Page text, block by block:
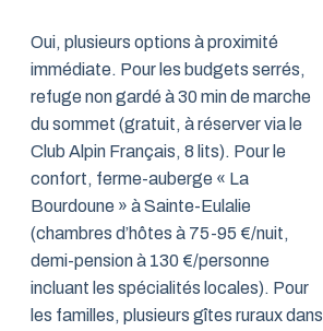
Oui, plusieurs options à proximité
immédiate. Pour les budgets serrés,
refuge non gardé à 30 min de marche
du sommet (gratuit, à réserver via le
Club Alpin Français, 8 lits). Pour le
confort, ferme-auberge « La
Bourdoune » à Sainte-Eulalie
(chambres d’hôtes à 75-95 €/nuit,
demi-pension à 130 €/personne
incluant les spécialités locales). Pour
les familles, plusieurs gîtes ruraux dans